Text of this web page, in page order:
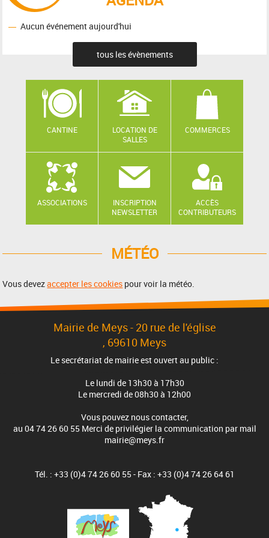
Aucun événement aujourd'hui
tous les évènements
CANTINE
LOCATION DE
SALLES
COMMERCES
ASSOCIATIONS
INSCRIPTION
NEWSLETTER
ACCÈS
CONTRIBUTEURS
MÉTÉO
Vous devezaccepter les cookies pour voir la météo.
Mairie de Meys - 20 rue de l'église
, 69610 Meys
Le secrétariat de mairie est ouvert au public :
Le lundi de 13h30 à 17h30
Le mercredi de 08h30 à 12h00
Vous pouvez nous contacter,
au 04 74 26 60 55 Merci de privilégier la communication par mail
mairie@meys.fr
Tél. : +33 (0)4 74 26 60 55 - Fax : +33 (0)4 74 26 64 61